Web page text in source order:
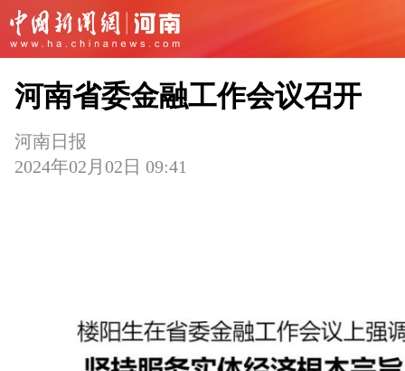
河南省委金融工作会议召开
河南日报
2024年02月02日 09:41